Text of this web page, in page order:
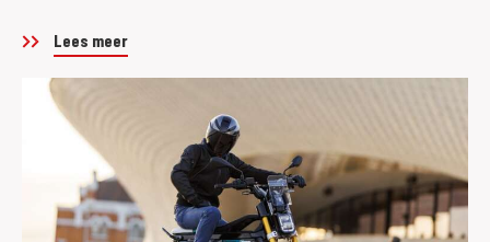
Lees meer